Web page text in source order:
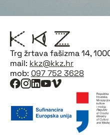
Trg žrtava fašizma 14,
mail: kkz@kkz.hr
mob: 097 752 3628